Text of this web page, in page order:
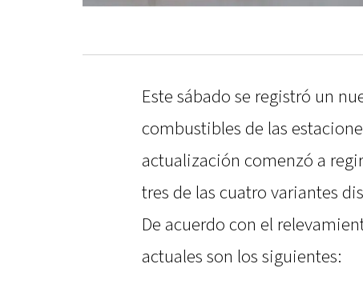
Este sábado se registró un
combustibles de las
actualización comenzó a
tres de las cuatro variantes
De acuerdo con el
actuales son los siguientes: